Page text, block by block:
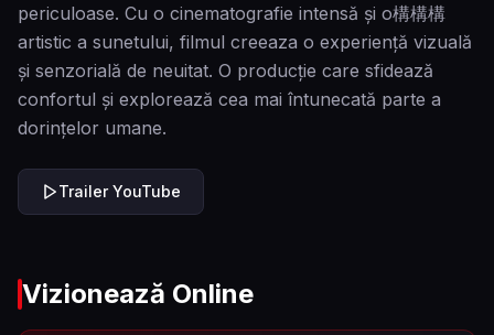
periculoase. Cu o cinematografie intensă și o構構構
artistic a sunetului, filmul creeaza o experiență vizuală
și senzorială de neuitat. O producție care sfidează
confortul și explorează cea mai întunecată parte a
dorințelor umane.
Trailer YouTube
Vizionează Online